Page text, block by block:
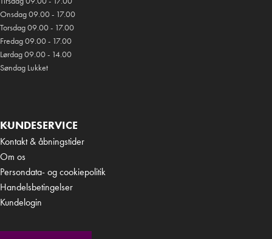
Onsdag 09.00 - 17.00
Torsdag 09.00 - 17.00
Fredag 09.00 - 17.00
Lørdag 09.00 - 14.00
Søndag Lukket
KUNDESERVICE
Kontakt & åbningstider
Om os
Persondata- og cookiepolitik
Handelsbetingelser
Kundelogin